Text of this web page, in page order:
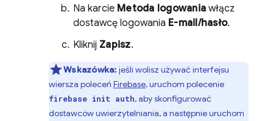
Na karcie Metoda logowania włącz
dostawcę logowania E-mail/hasło.
Kliknij Zapisz.
Wskazówka: jeśli wolisz używać interfejsu
wiersza poleceń Firebase, uruchom polecenie
firebase init auth, aby skonfigurować
dostawców uwierzytelniania, a następnie uruchom